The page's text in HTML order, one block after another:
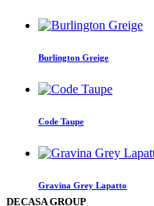
Burlington Greige
Este
variantes.
Las
se
Code Taupe
Gravina Grey Lapatto
DECASA GROUP